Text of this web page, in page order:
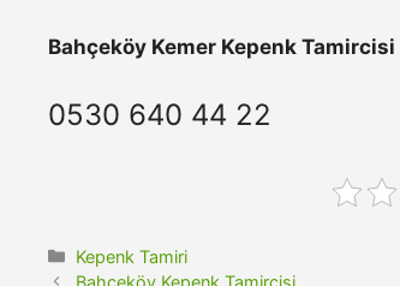
Bahçeköy Kemer Kepenk Tamircisi
0530 640 44 22
Kategoriler
Kepenk Tamiri
Bahçeköy Kepenk Tamircisi